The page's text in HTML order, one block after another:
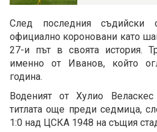
След последния съдийски
официално короновани като
27-и път в своята история.
именно от Иванов, който
година.
Воденият от Хулио
титлата още преди седмица,
1:0 над ЦСКА 1948 на същия